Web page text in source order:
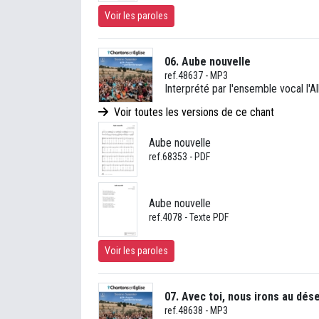
Voir les paroles
06. Aube nouvelle
ref.48637 - MP3
Interprété par l'ensemble vocal
Voir toutes les versions de ce chant
Aube nouvelle
ref.68353 - PDF
Aube nouvelle
ref.4078 - Texte PDF
Voir les paroles
07. Avec toi, nous irons au
ref.48638 - MP3